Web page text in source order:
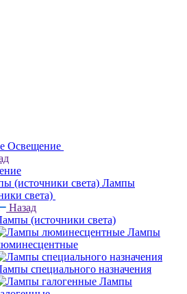
Освещение
Лампы
света)
Назад
(источники света)
Лампы
специального назначения
Лампы